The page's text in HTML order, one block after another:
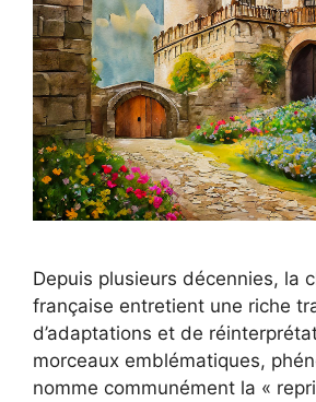
Depuis plusieurs décennies, la
française entretient une riche
d’adaptations et de
morceaux emblématiques,
nomme communément la «